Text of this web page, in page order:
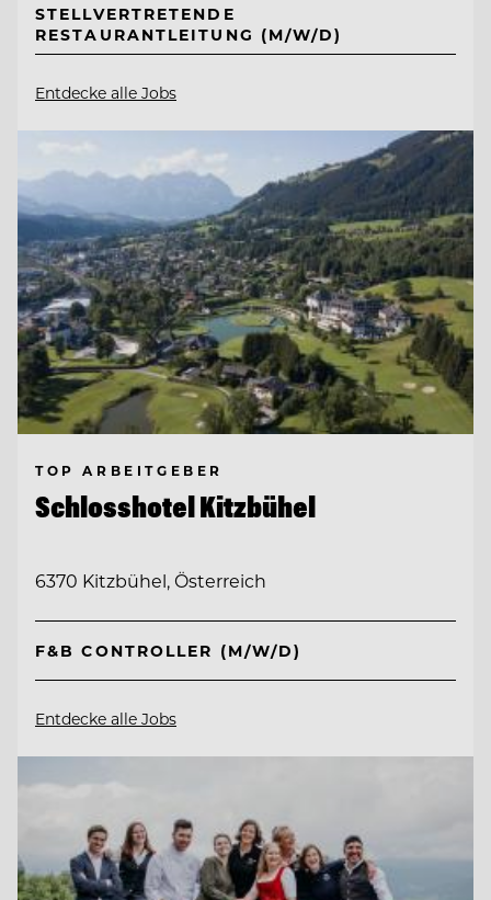
STELLVERTRETENDE
RESTAURANTLEITUNG (M/W/D)
Entdecke alle Jobs
TOP ARBEITGEBER
Schlosshotel Kitzbühel
6370 Kitzbühel, Österreich
F&B CONTROLLER (M/W/D)
Entdecke alle Jobs